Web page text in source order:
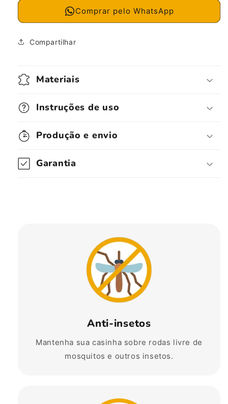
Comprar pelo WhatsApp
Compartilhar
Materiais
Instruções de uso
Produção e envio
Garantia
Anti-insetos
Mantenha sua casinha sobre rodas livre de
mosquitos e outros insetos.